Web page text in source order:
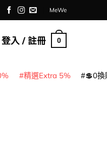
MeWe
登入 / 註冊 0
精選Extra 5% 💲0換